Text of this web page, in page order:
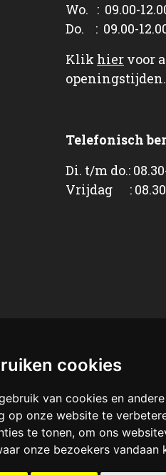
cookies
van cookies en
op onze website te
te tonen, om ons
onze bezoekers vandaan
Wo. : 09.00-
Do. : 09.00-
Klik hiervoor
openingstijden.
Telefonisch
Di. t/m do.:
Vrijdag :